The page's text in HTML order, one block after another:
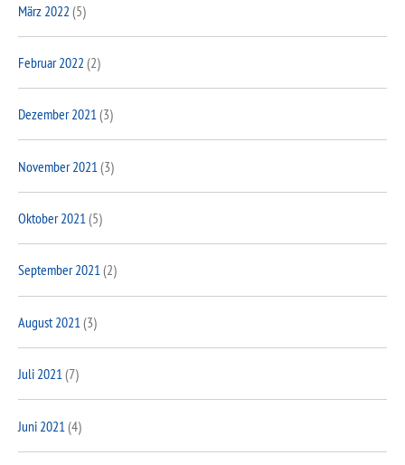
März 2022 (5)
Februar 2022 (2)
Dezember 2021(3)
November 2021 (3)
Oktober 2021(5)
September 2021(2)
August 2021 (3)
Juli 2021(7)
Juni 2021 (4)